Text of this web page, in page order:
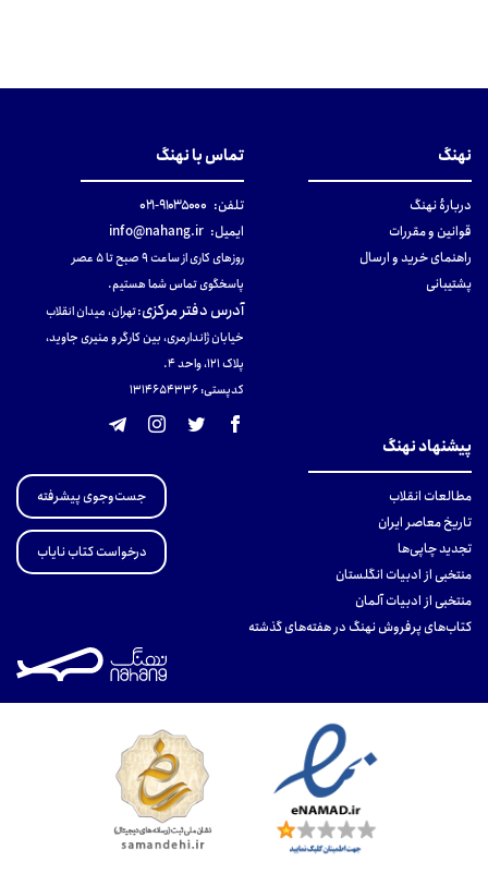
نهنگ
دربارهٔ نهنگ
قوانین و مقررات
راهنمای خرید و ارسال
پشتیبانی
تماس با نهنگ
تلفن: ۹۱۰۳۵۰۰۰-۰۲۱
ایمیل: info@nahang.ir
روزهای کاری از ساعت ۹ صبح تا ۵ عصر
پاسخگوی تماس شما هستیم.
آدرس دفتر مرکزی:تهران، میدان انقلاب
خیابان ژاندارمری، بین کارگر و منیری جاوید،
پلاک 121، واحد ۴.
کدپستی: 131465433۶
پیشنهاد نهنگ
مطالعات انقلاب
تاریخ معاصر ایران
تجدید چاپی‌ها
منتخبی از ادبیات انگلستان
منتخبی از ادبیات آلمان
کتاب‌های پرفروش نهنگ در هفته‌های گذشته
جست‌وجوی پیشرفته
درخواست کتاب نایاب